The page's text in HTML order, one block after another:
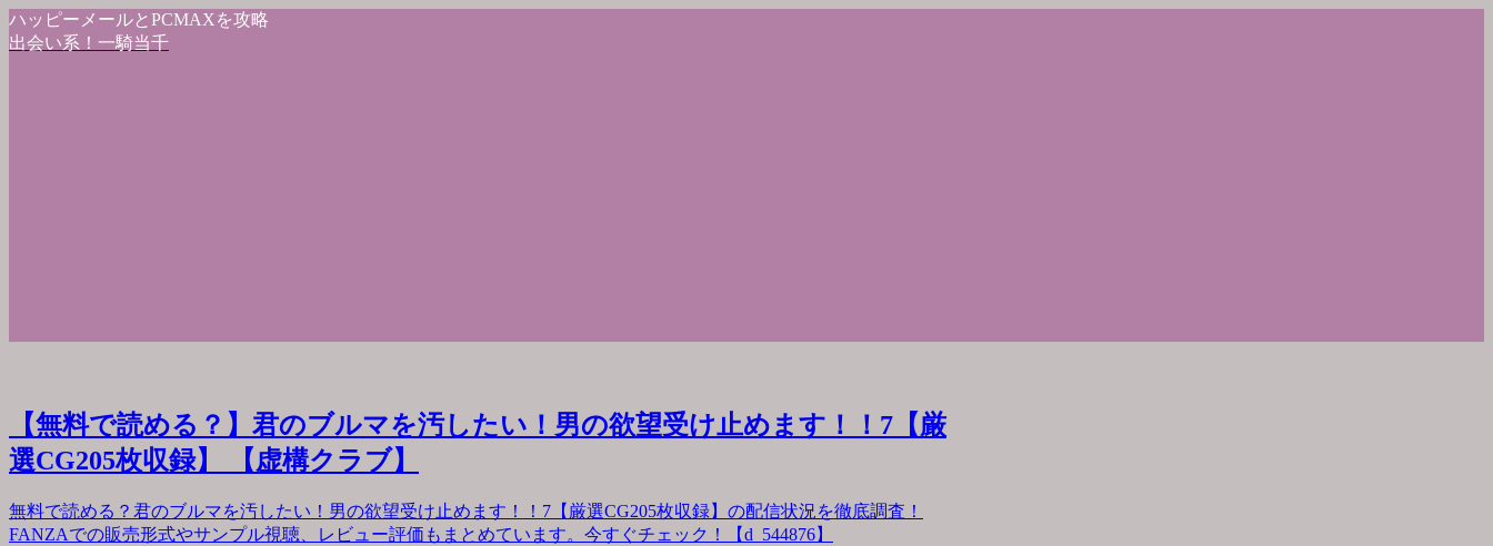
ハッピーメールとPCMAXを攻略
出会い系！一騎当千
【無料で読める？】君のブルマを汚したい！男の欲望受け止めます！！7【厳
選CG205枚収録】 【虚構クラブ】
無料で読める？君のブルマを汚したい！男の欲望受け止めます！！7【厳選CG205枚収録】の配信状況を徹底調査！
FANZAでの販売形式やサンプル視聴、レビュー評価もまとめています。今すぐチェック！【d_544876】